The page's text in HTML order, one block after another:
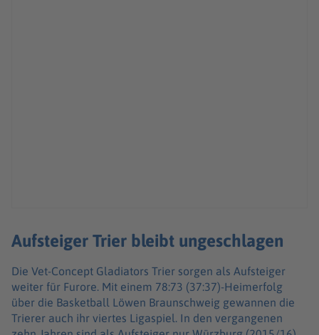
Aufsteiger Trier bleibt ungeschlagen
Die Vet-Concept Gladiators Trier sorgen als Aufsteiger
weiter für Furore. Mit einem 78:73 (37:37)-Heimerfolg
über die Basketball Löwen Braunschweig gewannen die
Trierer auch ihr viertes Ligaspiel. In den vergangenen